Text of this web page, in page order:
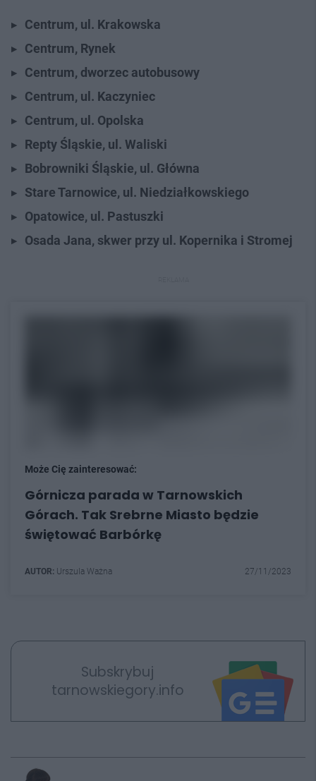
Centrum, ul. Krakowska
Centrum, Rynek
Centrum, dworzec autobusowy
Centrum, ul. Kaczyniec
Centrum, ul. Opolska
Repty Śląskie, ul. Waliski
Bobrowniki Śląskie, ul. Główna
Stare Tarnowice, ul. Niedziałkowskiego
Opatowice, ul. Pastuszki
Osada Jana, skwer przy ul. Kopernika i Stromej
Może Cię zainteresować:
Górnicza parada w Tarnowskich
Górach. Tak Srebrne Miasto będzie
świętować Barbórkę
AUTOR: Urszula Ważna 27/11/2023
Subskrybuj
tarnowskiegory.info